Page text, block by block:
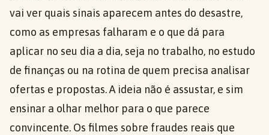
vai ver quais sinais aparecem antes do desastre,
como as empresas falharam e o que dá para
aplicar no seu dia a dia, seja no trabalho, no estudo
de finanças ou na rotina de quem precisa analisar
ofertas e propostas. A ideia não é assustar, e sim
ensinar a olhar melhor para o que parece
convincente. Os filmes sobre fraudes reais que